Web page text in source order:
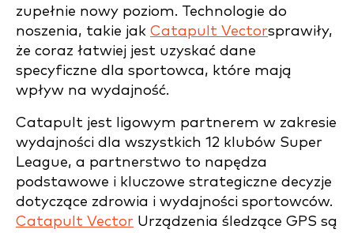
zupełnie nowy poziom. Technologie do
noszenia, takie jak Catapult Vectorsprawiły,
że coraz łatwiej jest uzyskać dane
specyficzne dla sportowca, które mają
wpływ na wydajność.
Catapult jest ligowym partnerem w zakresie
wydajności dla wszystkich 12 klubów Super
League, a partnerstwo to napędza
podstawowe i kluczowe strategiczne decyzje
dotyczące zdrowia i wydajności sportowców.
Catapult Vector Urządzenia śledzące GPS są